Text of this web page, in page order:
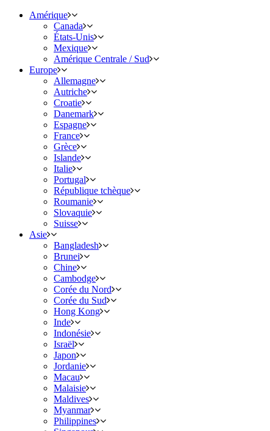
Amérique
Canada
États-Unis
Mexique
Amérique Centrale / Sud
Europe
Allemagne
Autriche
Croatie
Danemark
Espagne
France
Grèce
Islande
Italie
Portugal
République tchèque
Roumanie
Slovaquie
Suisse
Asie
Bangladesh
Brunei
Chine
Cambodge
Corée du Nord
Corée du Sud
Hong Kong
Inde
Indonésie
Israël
Japon
Jordanie
Macau
Malaisie
Maldives
Myanmar
Philippines